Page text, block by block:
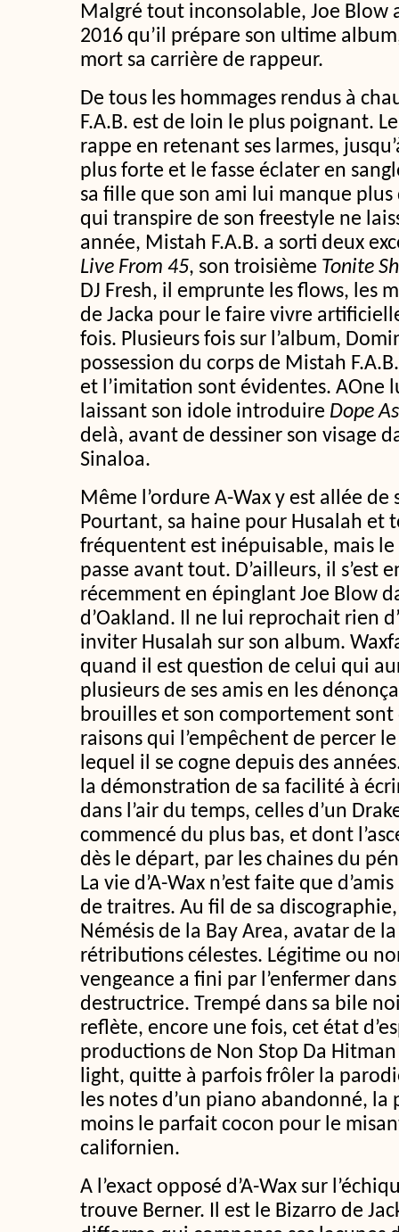
Malgré tout inconsolable, Joe Blow
2016 qu’il prépare son ultime
mort sa carrière de rappeur.
De tous les hommages rendus à
F.A.B. est de loin le plus poignant.
rappe en retenant ses larmes,
plus forte et le fasse éclater en
sa fille que son ami lui manque
qui transpire de son freestyle ne
année, Mistah F.A.B. a sorti deux
Live From 45, son troisième Tonite
DJ Fresh, il emprunte les flows, les
de Jacka pour le faire vivre
fois. Plusieurs fois sur l’album,
possession du corps de Mistah
et l’imitation sont évidentes. AOne
laissant son idole introduire Dope
delà, avant de dessiner son visage
Sinaloa.
Même l’ordure A-Wax y est allée de
Pourtant, sa haine pour Husalah et
fréquentent est inépuisable, mais le
passe avant tout. D’ailleurs, il s’est
récemment en épinglant Joe Blow
d’Oakland. Il ne lui reprochait rien
inviter Husalah sur son album.
quand il est question de celui qui
plusieurs de ses amis en les
brouilles et son comportement sont
raisons qui l’empêchent de percer
lequel il se cogne depuis des
la démonstration de sa facilité à
dans l’air du temps, celles d’un
commencé du plus bas, et dont
dès le départ, par les chaines du
La vie d’A-Wax n’est faite que
de traitres. Au fil de sa
Némésis de la Bay Area, avatar de
rétributions célestes. Légitime ou
vengeance a fini par l’enfermer
destructrice. Trempé dans sa bile
reflète, encore une fois, cet état
productions de Non Stop Da
light, quitte à parfois frôler la
les notes d’un piano abandonné, la
moins le parfait cocon pour le
californien.
A l’exact opposé d’A-Wax sur
trouve Berner. Il est le Bizarro de